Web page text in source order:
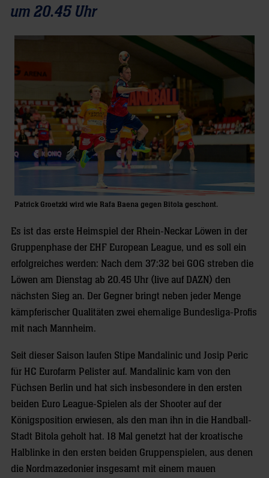
um 20.45 Uhr
Patrick Groetzki wird wie Rafa Baena gegen Bitola geschont.
Es ist das erste Heimspiel der Rhein-Neckar Löwen in der
Gruppenphase der EHF European League, und es soll ein
erfolgreiches werden: Nach dem 37:32 bei GOG streben die
Löwen am Dienstag ab 20.45 Uhr (live auf DAZN) den
nächsten Sieg an. Der Gegner bringt neben jeder Menge
kämpferischer Qualitäten zwei ehemalige Bundesliga-Profis
mit nach Mannheim.
Seit dieser Saison laufen Stipe Mandalinic und Josip Peric
für HC Eurofarm Pelister auf. Mandalinic kam von den
Füchsen Berlin und hat sich insbesondere in den ersten
beiden Euro League-Spielen als der Shooter auf der
Königsposition erwiesen, als den man ihn in die Handball-
Stadt Bitola geholt hat. 18 Mal genetzt hat der kroatische
Halblinke in den ersten beiden Gruppenspielen, aus denen
die Nordmazedonier insgesamt mit einem mauen